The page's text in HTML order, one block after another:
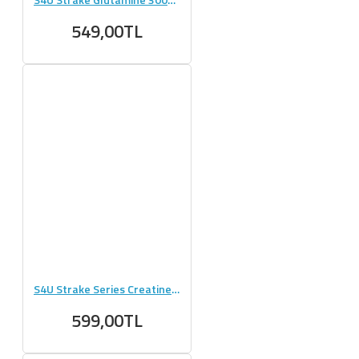
549,00TL
S4U Strake Series Creatine + Glutamine 300g Aromasız
599,00TL